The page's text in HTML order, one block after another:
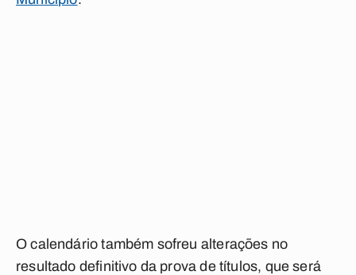
O calendário também sofreu alterações no
resultado definitivo da prova de títulos, que será